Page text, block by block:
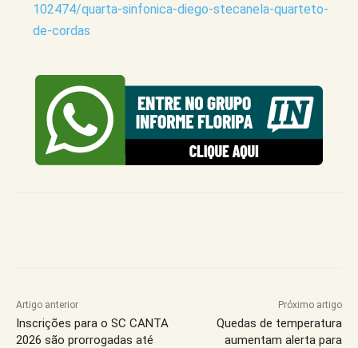
102474/quarta-sinfonica-diego-stecanela-quarteto-
de-cordas
Artigo anterior
Inscrições para o SC CANTA
2026 são prorrogadas até
Próximo artigo
Quedas de temperatura
aumentam alerta para